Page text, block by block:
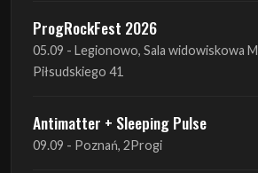
Antimatter + Sleeping Pulse
09.09 - Poznań, 2Progi
Amelia Tokarska - Celtic Tales Quartet
10.09 - Rybnik, Teatr Ziemi Rybnickiej